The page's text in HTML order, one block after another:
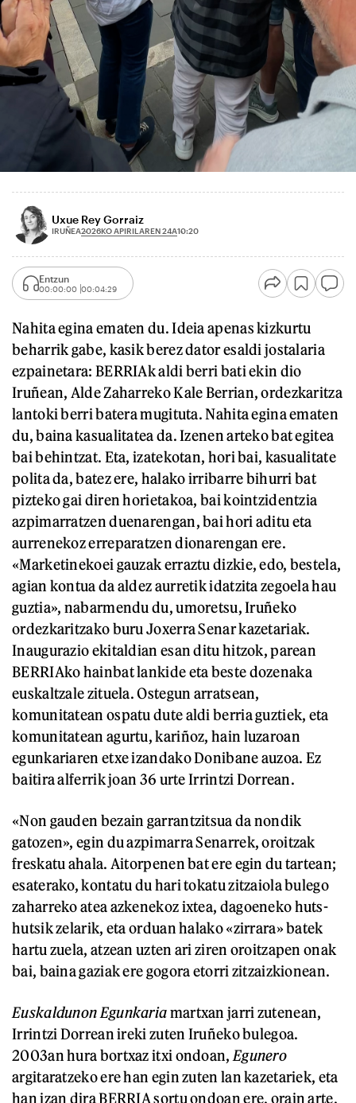
Uxue Rey Gorraiz
IRUÑEA2026KO APIRILAREN 24A10:20
Entzun
00:00:00 00:04:29
Nahita egina ematen du. Ideia apenas kizkurtu
beharrik gabe, kasik berez dator esaldi jostalaria
ezpainetara: BERRIAk aldi berri bati ekin dio
Iruñean, Alde Zaharreko Kale Berrian, ordezkaritza
lantoki berri batera mugituta. Nahita egina ematen
du, baina kasualitatea da. Izenen arteko bat egitea
bai behintzat. Eta, izatekotan, hori bai, kasualitate
polita da, batez ere, halako irribarre bihurri bat
pizteko gai diren horietakoa, bai kointzidentzia
azpimarratzen duenarengan, bai hori aditu eta
aurrenekoz erreparatzen dionarengan ere.
«Marketinekoei gauzak erraztu dizkie, edo, bestela,
agian kontua da aldez aurretik idatzita zegoela hau
guztia», nabarmendu du, umoretsu, Iruñeko
ordezkaritzako buru Joxerra Senar kazetariak.
Inaugurazio ekitaldian esan ditu hitzok, parean
BERRIAko hainbat lankide eta beste dozenaka
euskaltzale zituela. Ostegun arratsean,
komunitatean ospatu dute aldi berria guztiek, eta
komunitatean agurtu, kariñoz, hain luzaroan
egunkariaren etxe izandako Donibane auzoa. Ez
baitira alferrik joan 36 urte Irrintzi Dorrean.
«Non gauden bezain garrantzitsua da nondik
gatozen», egin du azpimarra Senarrek, oroitzak
freskatu ahala. Aitorpenen bat ere egin du tartean;
esaterako, kontatu du hari tokatu zitzaiola bulego
zaharreko atea azkenekoz ixtea, dagoeneko huts-
hutsik zelarik, eta orduan halako «zirrara» batek
hartu zuela, atzean uzten ari ziren oroitzapen onak
bai, baina gaziak ere gogora etorri zitzaizkionean.
Euskaldunon Egunkariamartxan jarri zutenean,
Irrintzi Dorrean ireki zuten Iruñeko bulegoa.
2003an hura bortxaz itxi ondoan, Egunero
argitaratzeko ere han egin zuten lan kazetariek, eta
han izan dira BERRIA sortu ondoan ere, orain arte.